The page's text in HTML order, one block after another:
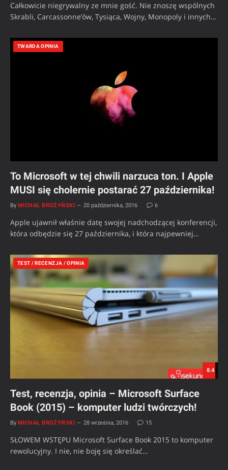
Całkowicie niegrywalny ze mnie gość. Nie znoszę wspólnych
Skrabli, Carcassonne’ów, Tysiąca, Wojny, Monopoly i innych…
TWARDA OPINIA
To Microsoft w tej chwili narzuca ton. I Apple
MUSI się cholernie postarać 27 października!
By MICHAŁ BROŻYŃSKI 20 października, 2016 6
Apple ujawnił właśnie datę swojej nadchodzącej konferencji,
która odbędzie się 27 października, i która najpewniej…
8.4
TEST / RECENZJA / OPINIA
Test, recenzja, opinia – Microsoft Surface
Book (2015) – komputer ludzi twórczych!
By MICHAŁ BROŻYŃSKI 28 września, 2016 15
SŁOWEM WSTĘPU Microsoft Surface Book 2015 to komputer
rewolucyjny. I nie, nie boję się określać…